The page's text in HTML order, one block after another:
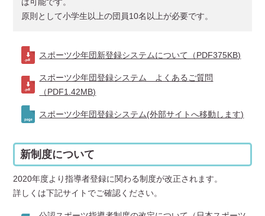
原則として小学生以上の団員10名以上が必要です。
スポーツ少年団新登録システムについて（PDF375KB)
スポーツ少年団登録システム よくあるご質問
（PDF1.42MB)
スポーツ少年団登録システム(外部サイトへ移動します)
新制度について
2020年度より指導者登録に関わる制度が改正されます。
詳しくは下記サイトでご確認ください。